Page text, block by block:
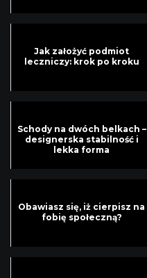
Jak założyć podmiot
leczniczy: krok po kroku
Schody na dwóch belkach –
designerska stabilność i
lekka forma
Obawiasz się, iż cierpisz na
fobię społeczną?